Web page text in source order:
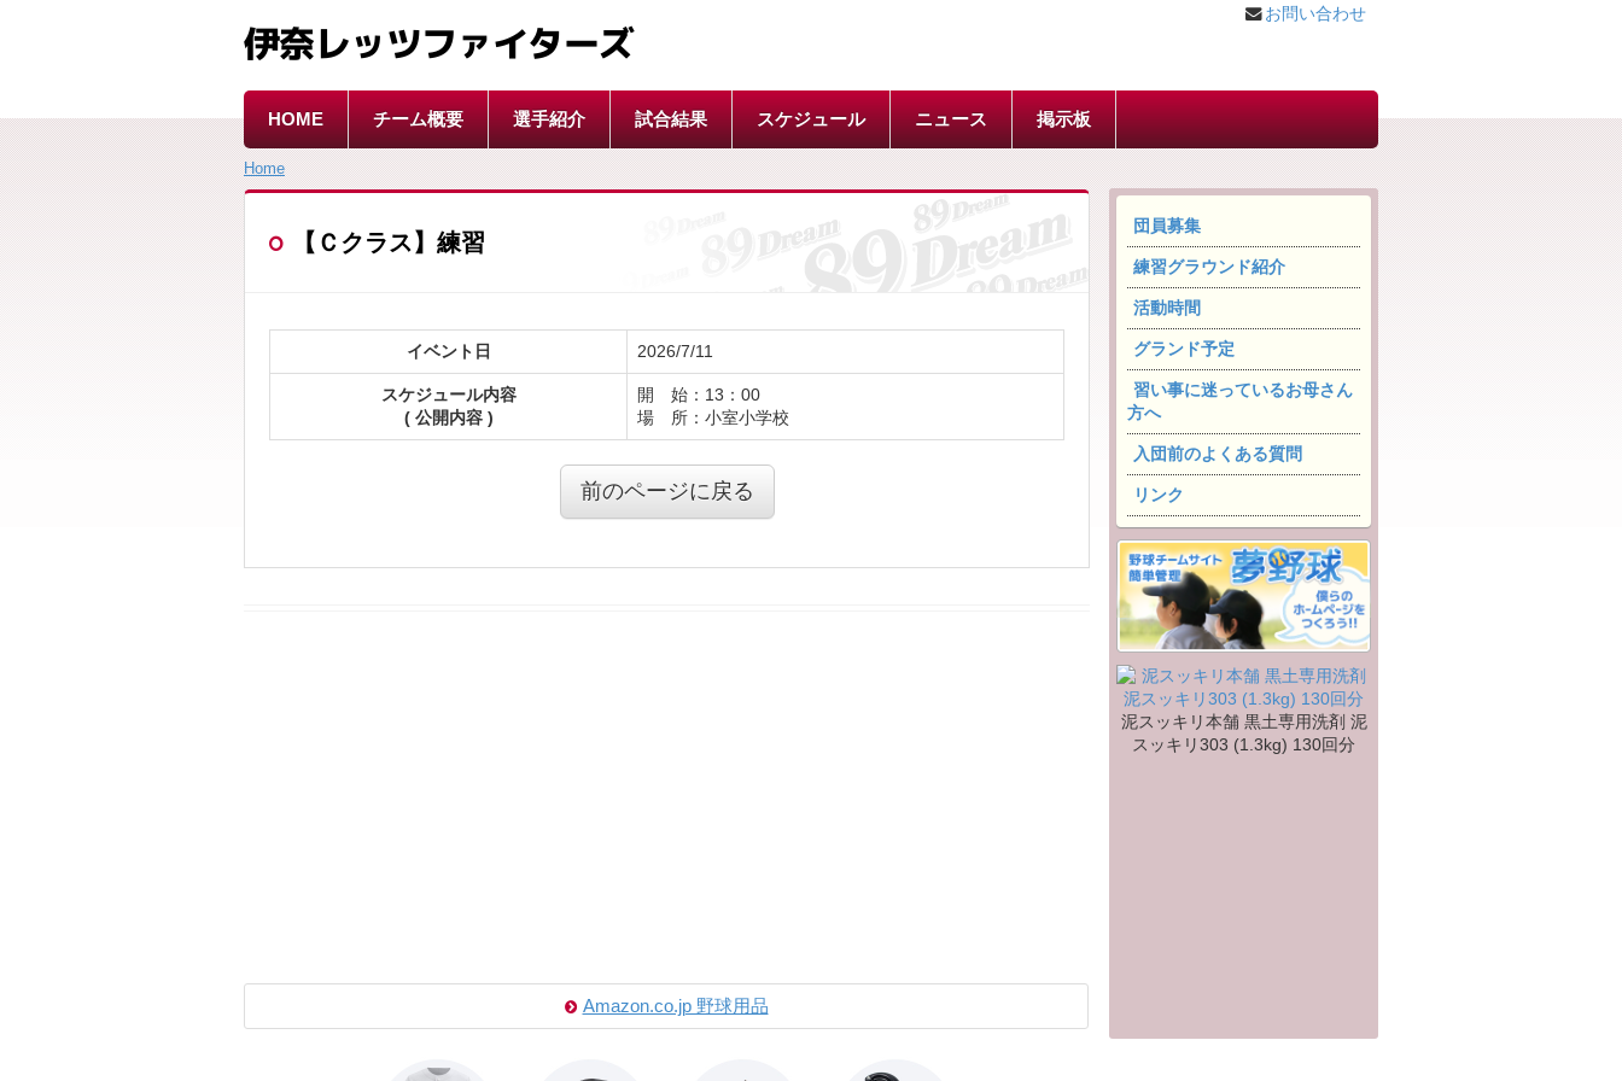
伊奈レッツファイターズ
お問い合わせ
HOME チーム概要 選手紹介 試合結果 スケジュール ニュース 掲示板
団員募集
練習グラウンド紹介
活動時間
グランド予定
習い事に迷っているお母さん
方へ
入団前のよくある質問
リンク
泥スッキリ本舗 黒土専用洗剤 泥
スッキリ303 (1.3kg) 130回分
Home
【Ｃクラス】練習
イベント日 2026/7/11
スケジュール内容
( 公開内容 )
開 始：13：00
場 所：小室小学校
前のページに戻る
Amazon.co.jp 野球用品